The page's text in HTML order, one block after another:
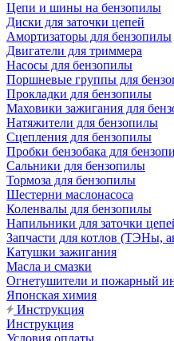
Цепи и шины на бензопилы
Диски для заточки цепей
Амортизаторы для бензопилы
Двигатели для триммера
Насосы для бензопилы
Поршневые группы для
Прокладки для бензопилы
Маховики зажигания для
Натяжители для бензопилы
Сцепления для бензопилы
Пробки бензобака для
Сальники для бензопилы
Тормоза для бензопилы
Шестерни маслонасоса
Коленвалы для бензопилы
Напильники для заточки
Запчасти для котлов (ТЭНы,
Катушки зажигания
Масла и смазки
Огнетушители и пожарный
Японская химия
Инструкция
Инструкция
Условия оплаты